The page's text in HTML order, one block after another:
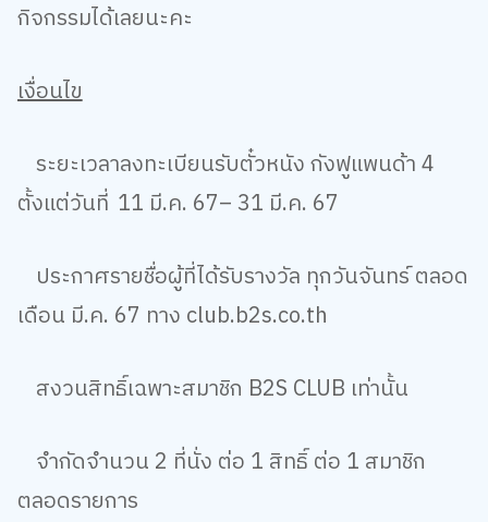
กิจกรรมได้เลยนะคะ
เงื่อนไข
ระยะเวลาลงทะเบียนรับตั๋วหนังกังฟูแพนด้า4
ตั้งแต่วันที่ 11 มี.ค. 67– 31 มี.ค. 67
ประกาศรายชื่อผู้ที่ได้รับรางวัล ทุกวันจันทร์ ตลอด
เดือน มี.ค. 67 ทาง club.b2s.co.th
สงวนสิทธิ์เฉพาะสมาชิก B2S CLUB เท่านั้น
จำกัดจำนวน 2 ที่นั่ง ต่อ 1 สิทธิ์ ต่อ 1 สมาชิก
ตลอดรายการ